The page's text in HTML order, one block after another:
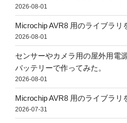
2026-08-01
Microchip AVR8 用のライブラリ
2026-08-01
センサーやカメラ用の屋外用電
バッテリーで作ってみた。
2026-08-01
Microchip AVR8 用のライブラリ
2026-07-31